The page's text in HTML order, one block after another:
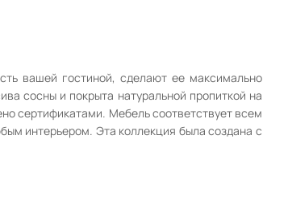
вашей гостиной, сделают ее максимально
сосны и покрыта натуральной пропиткой на
сертификатами. Мебель соответствует всем
интерьером. Эта коллекция была создана с